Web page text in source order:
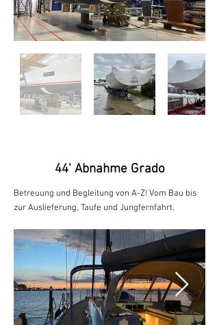
44' Abnahme Grado
Betreuung und Begleitung von A-Z! Vom Bau bis
zur Auslieferung, Taufe und Jungfernfahrt.